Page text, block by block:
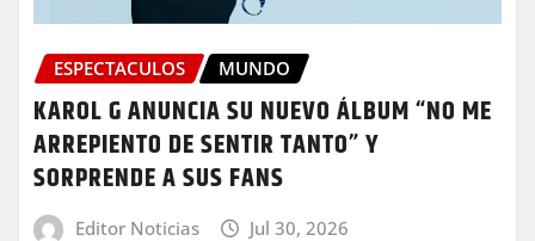
ESPECTACULOS MUNDO
KAROL G ANUNCIA SU NUEVO ÁLBUM “NO ME
ARREPIENTO DE SENTIR TANTO” Y
SORPRENDE A SUS FANS
Editor Noticias Jul 30, 2026